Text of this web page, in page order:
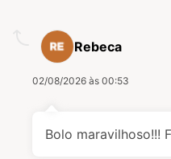
Rebeca
02/08/2026 às 00:53
Bolo maravilhoso!!!